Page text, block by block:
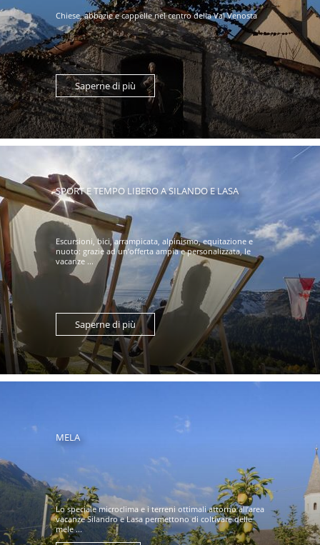
Chiese, abbazie e cappelle nel centro della Val Venosta
Saperne di più
SPORT E TEMPO LIBERO A SILANDO E LASA
Escursioni, bici, arrampicata, alpinismo, equitazione e
nuoto: grazie ad un’offerta ampia e personalizzata, le
vacanze ...
Saperne di più
MELA
Lo speciale microclima e i terreni ottimali attorno all’area
vacanze Silandro e Lasa permettono di coltivare delle
mele ...